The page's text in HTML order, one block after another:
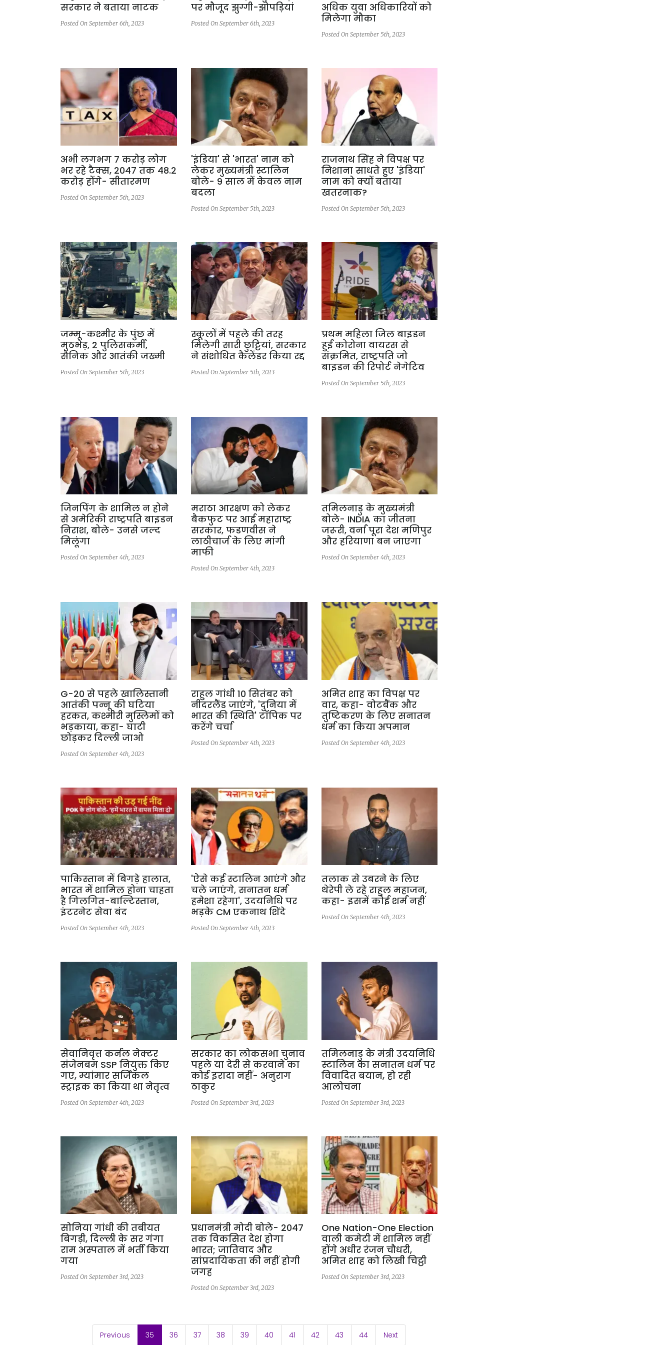
सरकार ने बताया नाटक
Posted On September 6th, 2023
पर मौजूद झुग्गी-झोपड़ियां
Posted On September 6th, 2023
अधिक युवा अधिकारियों को
मिलेगा मौका
Posted On September 5th, 2023
अभी लगभग 7 करोड़ लोग
भर रहे टैक्स, 2047 तक 48.2
करोड़ होंगे- सीतारमण
Posted On September 5th, 2023
'इंडिया' से 'भारत' नाम को
लेकर मुख्यमंत्री स्टालिन
बोले- 9 साल में केवल नाम
बदला
Posted On September 5th, 2023
राजनाथ सिंह ने विपक्ष पर
निशाना साधते हुए 'इंडिया'
नाम को क्यों बताया
खतरनाक?
Posted On September 5th, 2023
जम्मू-कश्मीर के पुंछ में
मुठभेड़, 2 पुलिसकर्मी,
सैनिक और आतंकी जख्मी
Posted On September 5th, 2023
स्कूलों में पहले की तरह
मिलेगी सारी छुट्टियां, सरकार
ने संशोधित कैलेंडर किया रद्द
Posted On September 5th, 2023
प्रथम महिला जिल बाइडन
हुईं कोरोना वायरस से
संक्रमित, राष्ट्रपति जो
बाइडन की रिपोर्ट नेगेटिव
Posted On September 5th, 2023
जिनपिंग के शामिल न होने
से अमेरिकी राष्ट्रपति बाइडन
निराश, बोले- उनसे जल्द
मिलूंगा
Posted On September 4th, 2023
मराठा आरक्षण को लेकर
बैकफुट पर आई महाराष्ट्र
सरकार, फडणवीस ने
लाठीचार्ज के लिए मांगी
माफी
Posted On September 4th, 2023
तमिलनाडु के मुख्यमंत्री
बोले- INDIA का जीतना
जरूरी, वर्ना पूरा देश मणिपुर
और हरियाणा बन जाएगा
Posted On September 4th, 2023
G-20 से पहले खालिस्तानी
आतंकी पन्नू की घटिया
हरकत, कश्मीरी मुस्लिमों को
भड़काया, कहा- घाटी
छोड़कर दिल्ली जाओ
Posted On September 4th, 2023
राहुल गांधी 10 सितंबर को
नीदरलैंड जाएंगे, 'दुनिया में
भारत की स्थिति' टॉपिक पर
करेंगे चर्चा
Posted On September 4th, 2023
अमित शाह का विपक्ष पर
वार, कहा- वोटबैंक और
तुष्टिकरण के लिए सनातन
धर्म का किया अपमान
Posted On September 4th, 2023
पाकिस्तान में बिगड़े हालात,
भारत में शामिल होना चाहता
है गिलगित-बाल्टिस्तान,
इंटरनेट सेवा बंद
Posted On September 4th, 2023
'ऐसे कई स्टालिन आएंगे और
चले जाएंगे, सनातन धर्म
हमेशा रहेगा', उदयनिधि पर
भड़के CM एकनाथ शिंदे
Posted On September 4th, 2023
तलाक से उबरने के लिए
थेरेपी ले रहे राहुल महाजन,
कहा- इसमें कोई शर्म नहीं
Posted On September 4th, 2023
सेवानिवृत्त कर्नल नेक्टर
संजेनबम SSP नियुक्त किए
गए, म्यांमार सर्जिकल
स्ट्राइक का किया था नेतृत्व
Posted On September 4th, 2023
सरकार का लोकसभा चुनाव
पहले या देरी से करवाने का
कोई इरादा नहीं- अनुराग
ठाकुर
Posted On September 3rd, 2023
तमिलनाडु के मंत्री उदयनिधि
स्टालिन का सनातन धर्म पर
विवादित बयान, हो रही
आलोचना
Posted On September 3rd, 2023
सोनिया गांधी की तबीयत
बिगड़ी, दिल्ली के सर गंगा
राम अस्पताल में भर्ती किया
गया
Posted On September 3rd, 2023
प्रधानमंत्री मोदी बोले- 2047
तक विकसित देश होगा
भारत; जातिवाद और
सांप्रदायिकता की नहीं होगी
जगह
Posted On September 3rd, 2023
One Nation-One Election
वाली कमेटी में शामिल नहीं
होंगे अधीर रंजन चौधरी,
अमित शाह को लिखी चिट्ठी
Posted On September 3rd, 2023
Previous 35 (current)
36 37 38 39 40 41 42 43 44 Next